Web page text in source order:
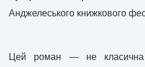
Анджелеського книжкового
Цей роман — не класична